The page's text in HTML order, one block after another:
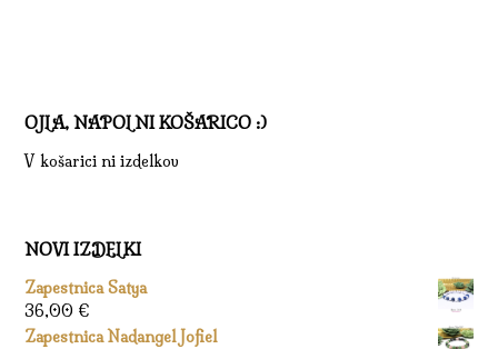
OJLA, NAPOLNI KOŠARICO :)
V košarici ni izdelkov
NOVI IZDELKI
Zapestnica Satya
36,00 €
Zapestnica Nadangel Jofiel